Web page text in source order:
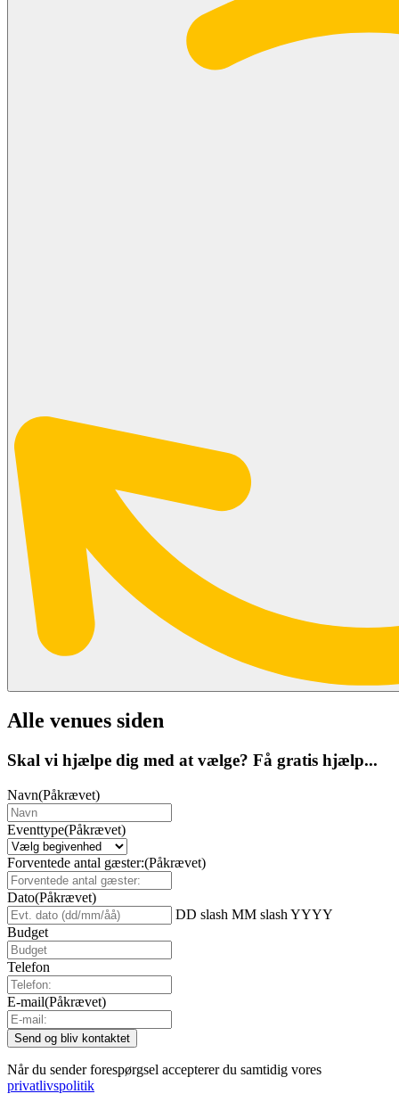
Alle venues siden
Skal vi hjælpe dig med at vælge? Få gratis hjælp...
Navn(Påkrævet)
Eventtype(Påkrævet)
Forventede antal gæster:(Påkrævet)
Dato(Påkrævet)
DD slash MM slash YYYY
Budget
Telefon
E-mail(Påkrævet)
Når du sender forespørgsel accepterer du samtidig vores
privatlivspolitik